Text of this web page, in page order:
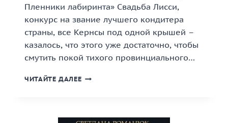
Пленники лабиринта» Свадьба Лисси,
конкурс на звание лучшего кондитера
страны, все Кернсы под одной крышей –
казалось, что этого уже достаточно, чтобы
смутить покой тихого провинциального…
ЧИТАЙТЕ ДАЛЕЕ «ТОРТ
ПЛЕННИКИ